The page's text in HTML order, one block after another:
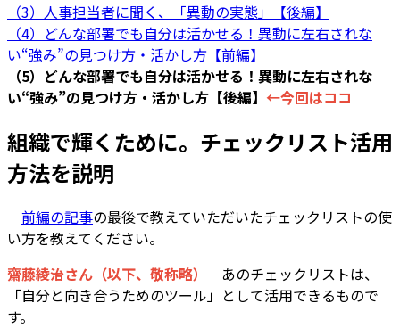
（3）人事担当者に聞く、「異動の実態」【後編】
（4）どんな部署でも自分は活かせる！異動に左右されな
い“強み”の見つけ方・活かし方【前編】
（5）どんな部署でも自分は活かせる！異動に左右されな
い“強み”の見つけ方・活かし方【後編】 ←今回はココ
組織で輝くために。チェックリスト活用
方法を説明
前編の記事の最後で教えていただいたチェックリストの使
い方を教えてください。
齋藤綾治さん（以下、敬称略） あのチェックリストは、
「自分と向き合うためのツール」として活用できるもので
す。